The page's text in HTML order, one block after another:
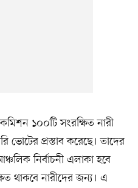
কমিশন ১০০টি সংরক্ষিত নারী
ভোটের প্রস্তাব করেছে। তাদের
নির্বাচনী এলাকা হবে
থাকবে নারীদের জন্য। এ